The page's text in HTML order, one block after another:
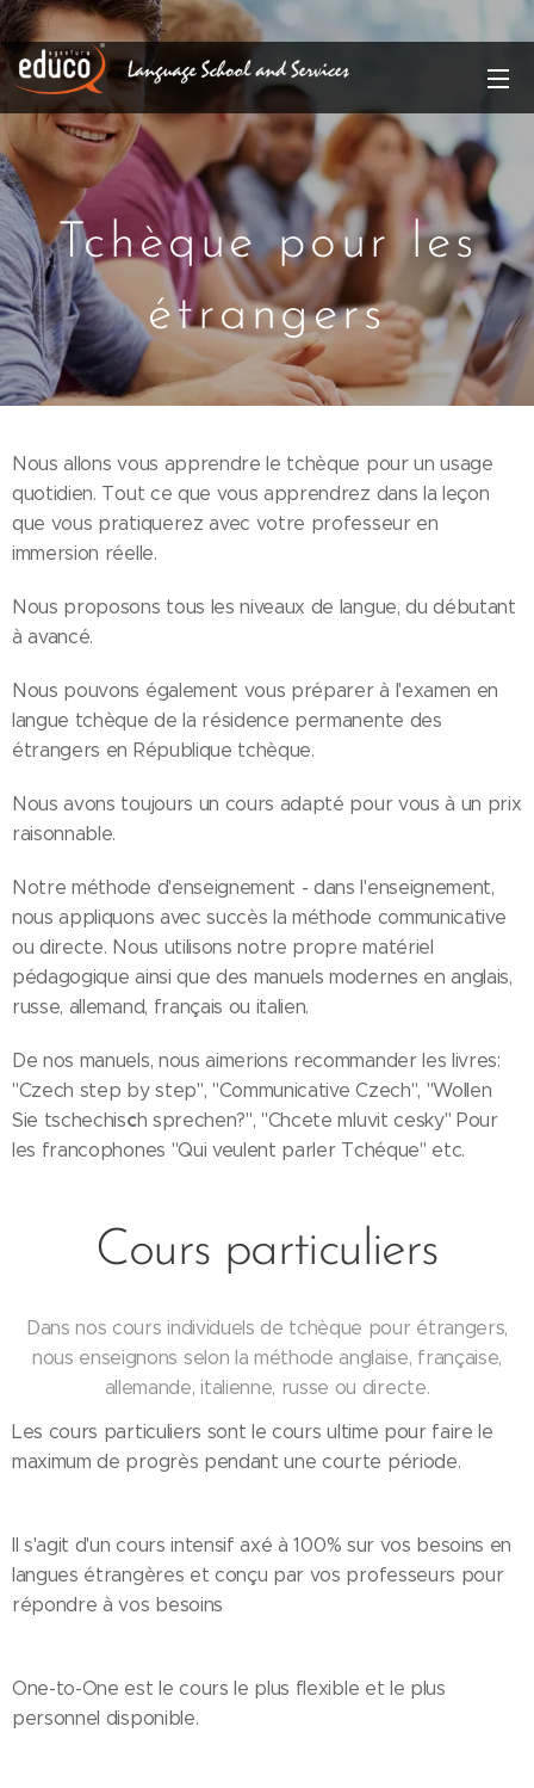
Tchèque pour les
étrangers
Nous allons vous apprendre le tchèque pour un usage
quotidien. Tout ce que vous apprendrez dans la leçon
que vous pratiquerez avec votre professeur en
immersion réelle.
Nous proposons tous les niveaux de langue, du débutant
à avancé.
Nous pouvons également vous préparer à l'examen en
langue tchèque de la résidence permanente des
étrangers en République tchèque.
Nous avons toujours un cours adapté pour vous à un prix
raisonnable.
Notre méthode d'enseignement - dans l'enseignement,
nous appliquons avec succès la méthode communicative
ou directe. Nous utilisons notre propre matériel
pédagogique ainsi que des manuels modernes en anglais,
russe, allemand, français ou italien.
De nos manuels, nous aimerions recommander les livres:
"Czech step by step", "Communicative Czech", "Wollen
Sie tschechisch sprechen?", "Chcete mluvit cesky" Pour
les francophones "Qui veulent parler Tchéque" etc.
Cours particuliers
Dans nos cours individuels de tchèque pour étrangers,
nous enseignons selon la méthode anglaise, française,
allemande, italienne, russe ou directe.
Les cours particuliers sont le cours ultime pour faire le
maximum de progrès pendant une courte période.
Il s'agit d'un cours intensif axé à 100% sur vos besoins en
langues étrangères et conçu par vos professeurs pour
répondre à vos besoins
One-to-One est le cours le plus flexible et le plus
personnel disponible.